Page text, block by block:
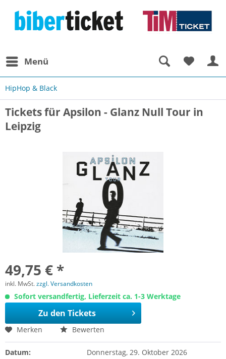
Menü
HipHop & Black
Tickets für Apsilon - Glanz Null Tour in
Leipzig
49,75 € *
inkl. MwSt.zzgl. Versandkosten
Sofort versandfertig, Lieferzeit ca. 1-3 Werktage
Zu den Tickets
Merken Bewerten
Datum:
Donnerstag, 29. Oktober 2026